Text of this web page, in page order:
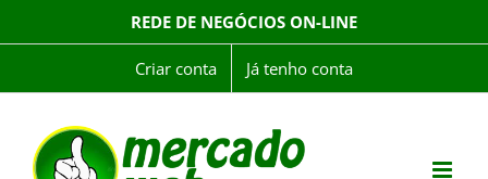
content
REDE DE NEGÓCIOS ON-LINE
Criar conta Já tenho conta